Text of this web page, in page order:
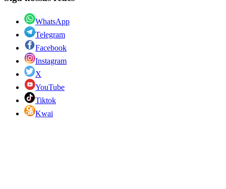
WhatsApp
Telegram
Facebook
Instagram
X
YouTube
Tiktok
Kwai